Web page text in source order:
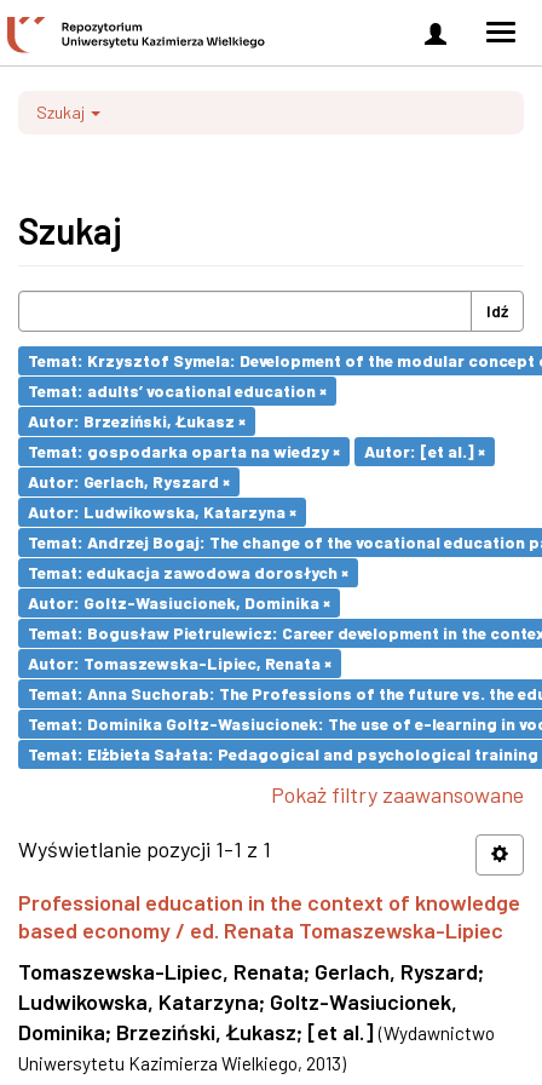
Zaloguj
się
Szukaj
Szukaj
Idź
Temat: Krzysztof Symela: Development of the modular concept
Temat: adults’ vocational education ×
Autor: Brzeziński, Łukasz ×
Temat: gospodarka oparta na wiedzy ×
Autor: [et al.] ×
Autor: Gerlach, Ryszard ×
Autor: Ludwikowska, Katarzyna ×
Temat: Andrzej Bogaj: The change of the vocational education
Temat: edukacja zawodowa dorosłych ×
Autor: Goltz-Wasiucionek, Dominika ×
Temat: Bogusław Pietrulewicz: Career development in the
Autor: Tomaszewska-Lipiec, Renata ×
Temat: Anna Suchorab: The Professions of the future vs. the
Temat: Dominika Goltz-Wasiucionek: The use of e-learning in
Temat: Elżbieta Sałata: Pedagogical and psychological
Pokaż filtry zaawansowane
Wyświetlanie pozycji 1-1 z 1
Professional education in the context of knowledge
based economy / ed. Renata Tomaszewska-Lipiec
Tomaszewska-Lipiec, Renata; Gerlach, Ryszard;
Ludwikowska, Katarzyna; Goltz-Wasiucionek,
Dominika; Brzeziński, Łukasz; [et al.] (Wydawnictwo
Uniwersytetu Kazimierza Wielkiego, 2013)